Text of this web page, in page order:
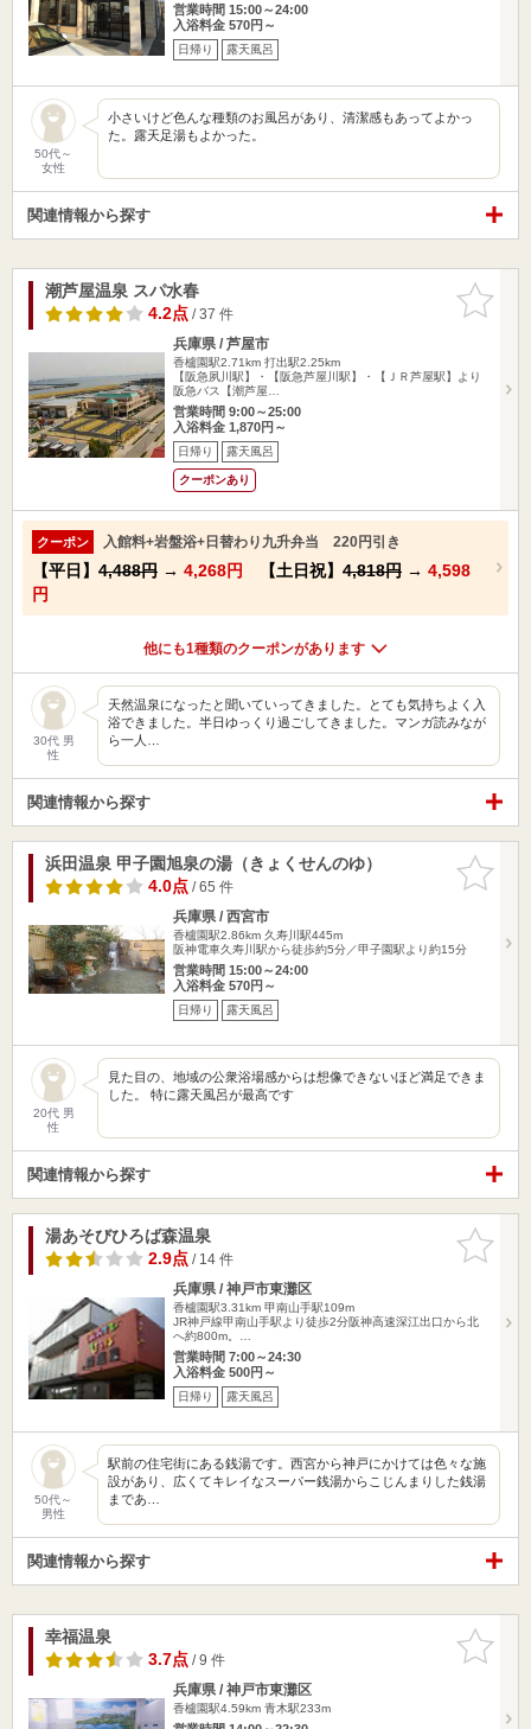
営業時間 15:00～24:00
入浴料金 570円～
日帰り 露天風呂
50代～
女性
小さいけど色んな種類のお風呂があり、清潔感もあってよかっ
た。露天足湯もよかった。
関連情報から探す
お気に入
りに追加
潮芦屋温泉 スパ水春
4.2点/ 37 件
兵庫県 / 芦屋市
香櫨園駅2.71km 打出駅2.25km
【阪急夙川駅】・【阪急芦屋川駅】・【ＪＲ芦屋駅】より
阪急バス【潮芦屋…
営業時間 9:00～25:00
入浴料金 1,870円～
日帰り 露天風呂
クーポンあり
クーポン 入館料+岩盤浴+日替わり九升弁当 220円引き
【平日】 4,488円 → 4,268円 【土日祝】 4,818円 → 4,598
円
他にも1種類のクーポンがあります
30代 男
性
天然温泉になったと聞いていってきました。とても気持ちよく入
浴できました。半日ゆっくり過ごしてきました。マンガ読みなが
ら一人…
関連情報から探す
お気に入
りに追加
浜田温泉 甲子園旭泉の湯（きょくせんのゆ）
4.0点/ 65 件
兵庫県 / 西宮市
香櫨園駅2.86km 久寿川駅445m
阪神電車久寿川駅から徒歩約5分／甲子園駅より約15分
営業時間 15:00～24:00
入浴料金 570円～
日帰り 露天風呂
20代 男
性
見た目の、地域の公衆浴場感からは想像できないほど満足できま
した。 特に露天風呂が最高です
関連情報から探す
お気に入
りに追加
湯あそびひろば森温泉
2.9点/ 14 件
兵庫県 / 神戸市東灘区
香櫨園駅3.31km 甲南山手駅109m
JR神戸線甲南山手駅より徒歩2分阪神高速深江出口から北
へ約800m。…
営業時間 7:00～24:30
入浴料金 500円～
日帰り 露天風呂
50代～
男性
駅前の住宅街にある銭湯です。西宮から神戸にかけては色々な施
設があり、広くてキレイなスーパー銭湯からこじんまりした銭湯
まであ…
関連情報から探す
お気に入
りに追加
幸福温泉
3.7点/ 9 件
兵庫県 / 神戸市東灘区
香櫨園駅4.59km 青木駅233m